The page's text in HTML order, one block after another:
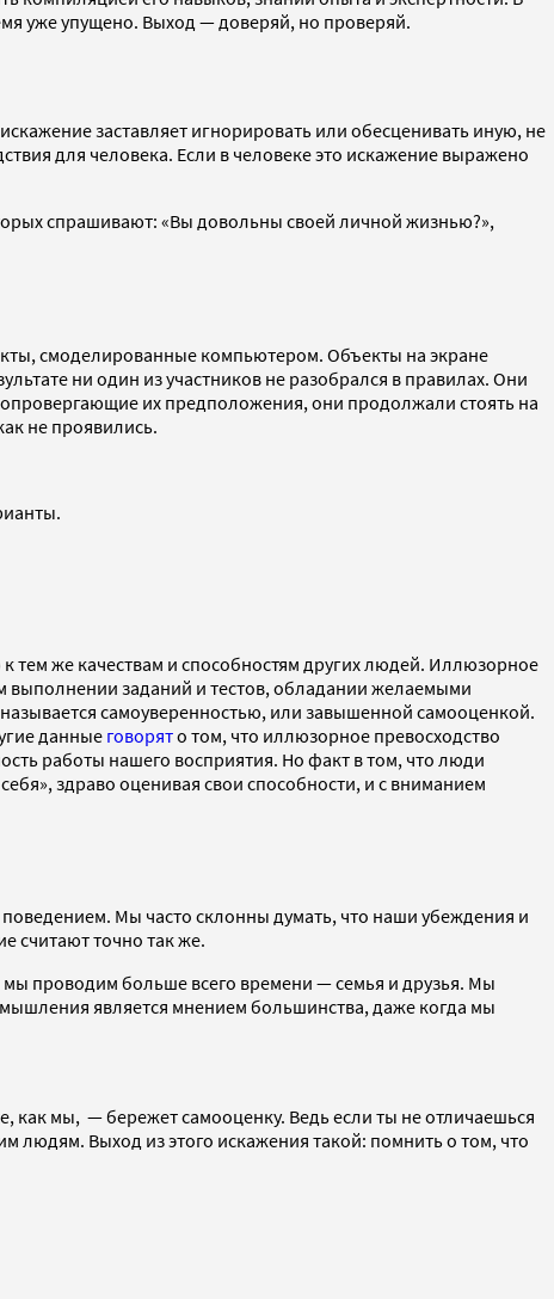
уже упущено. Выход — доверяй, но проверяй.
заставляет игнорировать или обесценивать иную, не
для человека. Если в человеке это искажение выражено
спрашивают: «Вы довольны своей личной жизнью?»,
смоделированные компьютером. Объекты на экране
ни один из участников не разобрался в правилах. Они
их предположения, они продолжали стоять на
не проявились.
тем же качествам и способностям других людей. Иллюзорное
выполнении заданий и тестов, обладании желаемыми
самоуверенностью, или завышенной самооценкой.
данные говорято том, что иллюзорное превосходство
работы нашего восприятия. Но факт в том, что люди
здраво оценивая свои способности, и с вниманием
Мы часто склонны думать, что наши убеждения и
считают точно так же.
проводим больше всего времени — семья и друзья. Мы
является мнением большинства, даже когда мы
как мы, — бережет самооценку. Ведь если ты не отличаешься
людям. Выход из этого искажения такой: помнить о том, что